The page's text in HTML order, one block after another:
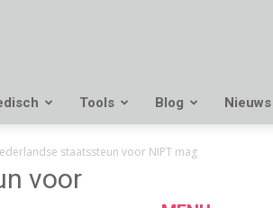
Tools Blog Nieuws
staatssteun voor NIPT mag
voor